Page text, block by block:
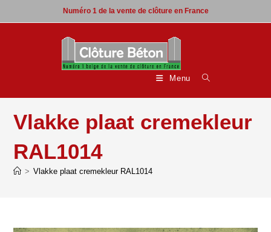
to
Numéro 1 de la vente de clôture en France
Menu
Vlakke plaat cremekleur
RAL1014
> Vlakke plaat cremekleur RAL1014